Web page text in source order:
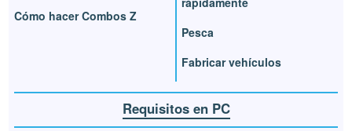
Cómo hacer Combos Z
Pesca
Fabricar vehículos
Requisitos en PC